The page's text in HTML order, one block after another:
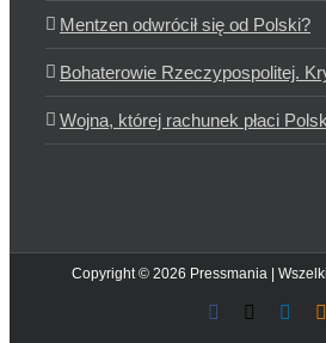
Mentzen odwrócił się od Polski?
Bohaterowie Rzeczypospolitej.
Wojna, której rachunek płaci
Copyright © 2026 Pressmania |
Facebook